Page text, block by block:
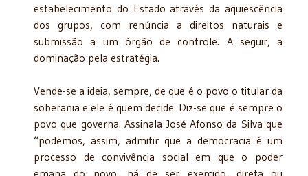
estabelecimento do Estado através da aquiescência
dos grupos, com renúncia a direitos naturais e
submissão a um órgão de controle. A seguir, a
dominação pela estratégia.
Vende-se a ideia, sempre, de que é o povo o titular da
soberania e ele é quem decide. Diz-se que é sempre o
povo que governa. Assinala José Afonso da Silva que
“podemos, assim, admitir que a democracia é um
processo de convivência social em que o poder
emana do povo, há de ser exercido, direta ou